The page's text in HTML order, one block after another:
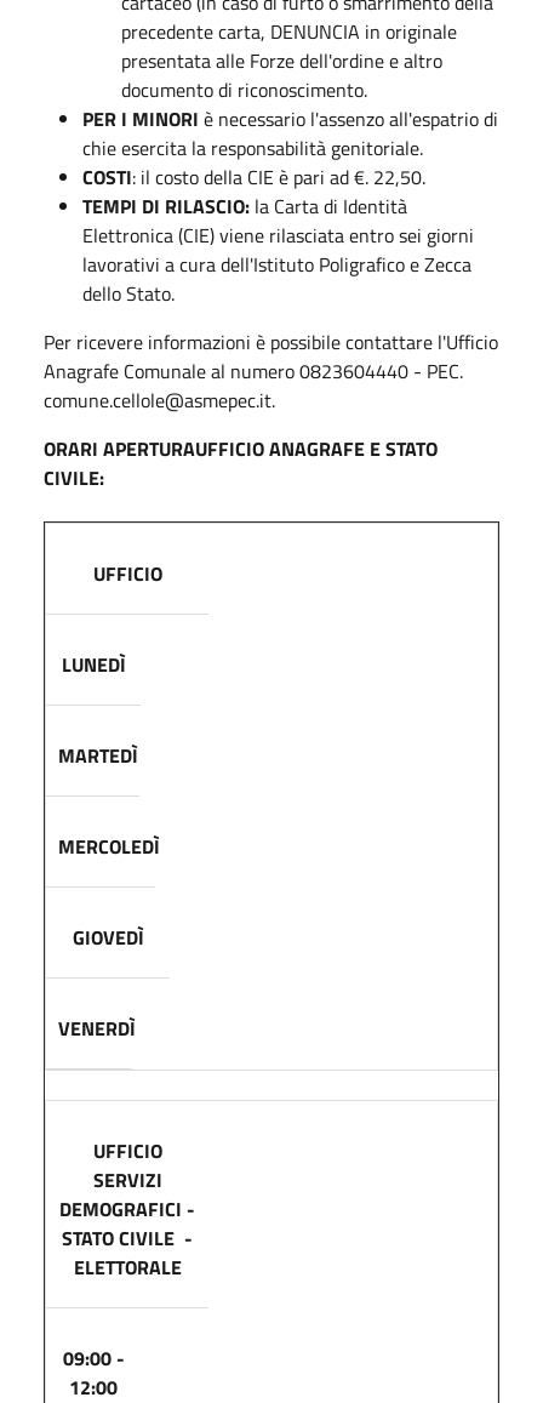
precedente carta, DENUNCIA in originale
presentata alle Forze dell'ordine e altro
documento di riconoscimento.
PER I MINORI è necessario l'assenzo all'espatrio di
chie esercita la responsabilità genitoriale.
COSTI: il costo della CIE è pari ad €. 22,50.
TEMPI DI RILASCIO: la Carta di Identità
Elettronica (CIE) viene rilasciata entro sei giorni
lavorativi a cura dell'Istituto Poligrafico e Zecca
dello Stato.
Per ricevere informazioni è possibile contattare l'Ufficio
Anagrafe Comunale al numero 0823604440 - PEC.
comune.cellole@asmepec.it.
ORARI APERTURAUFFICIO ANAGRAFE E STATO
CIVILE:
UFFICIO
LUNEDÌ
MARTEDÌ
MERCOLEDÌ
GIOVEDÌ
VENERDÌ
UFFICIO
SERVIZI
DEMOGRAFICI -
STATO CIVILE -
ELETTORALE
09:00 -
12:00